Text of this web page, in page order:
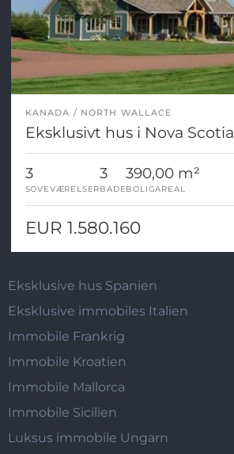
KANADA NORTH WALLACE
Eksklusivt hus i Nova Scotia
3
SOVEVÆRELSER
3
BADE
390,00 m²
BOLIGAREAL
EUR 1.580.160
Eksklusive hus Spanien
Eksklusive immobiles Italien
Immobile Frankrig
Immobile Kroatien
Immobile Mallorca
Immobile Sicilien
Luksus immobile Ungarn